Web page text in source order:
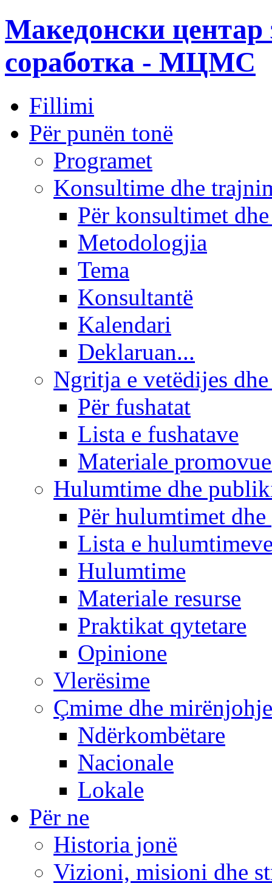
Македонски центар
соработка - МЦМС
Fillimi
Për punën tonë
Programet
Konsultime dhe
Për konsultimet
Metodologjia
Tema
Konsultantë
Kalendari
Deklaruan...
Ngritja e vetëdijes
Për fushatat
Lista e fushatave
Materiale
Hulumtime dhe
Për hulumtimet
Lista e
Hulumtime
Materiale resurse
Praktikat qytetare
Opinione
Vlerësime
Çmime dhe mirënjohje
Ndërkombëtare
Nacionale
Lokale
Për ne
Historia jonë
Vizioni, misioni dhe